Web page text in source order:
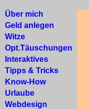
Über mich
Geld anlegen
Witze
Opt.Täuschungen
Interaktives
Tipps & Tricks
Know-How
Urlaube
Webdesign